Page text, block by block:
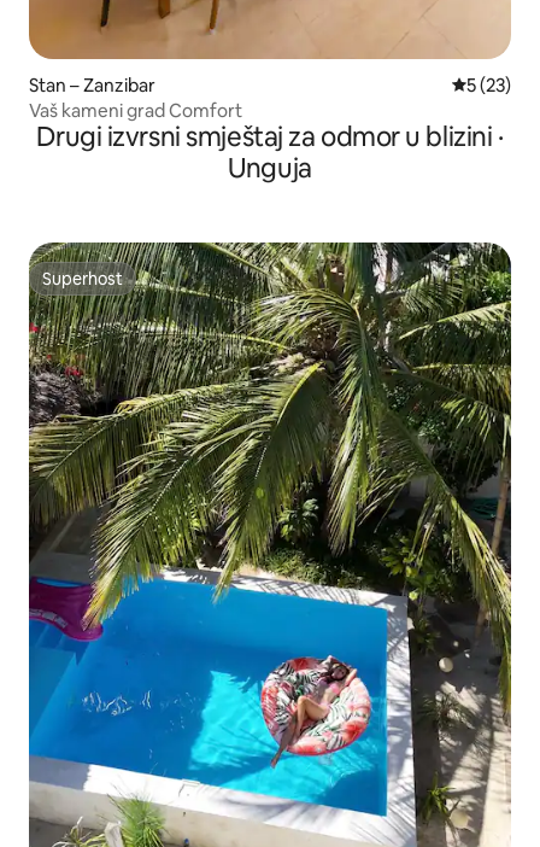
Stan – Zanzibar Prosječna
5 (23)
Vaš kameni grad Comfort
Drugi izvrsni smještaj za odmor u blizini ·
Unguja
Superhost
Superhost